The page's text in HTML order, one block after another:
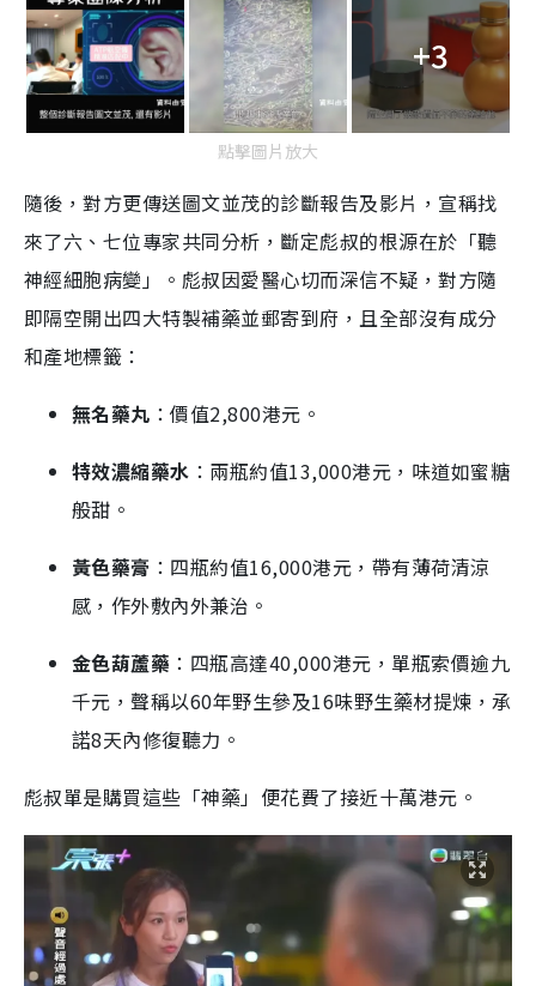
+3
點擊圖片放大
隨後，對方更傳送圖文並茂的診斷報告及影片，宣稱找
來了六、七位專家共同分析，斷定彪叔的根源在於「聽
神經細胞病變」。彪叔因愛醫心切而深信不疑，對方隨
即隔空開出四大特製補藥並郵寄到府，且全部沒有成分
和產地標籤：
無名藥丸 ：價值2,800港元。
特效濃縮藥水 ：兩瓶約值13,000港元，味道如蜜糖
般甜。
黃色藥膏 ：四瓶約值16,000港元，帶有薄荷清涼
感，作外敷內外兼治。
金色葫蘆藥 ：四瓶高達40,000港元，單瓶索價逾九
千元，聲稱以60年野生參及16味野生藥材提煉，承
諾8天內修復聽力。
彪叔單是購買這些「神藥」便花費了接近十萬港元。